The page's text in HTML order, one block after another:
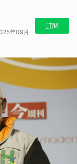
年09月
訂閱